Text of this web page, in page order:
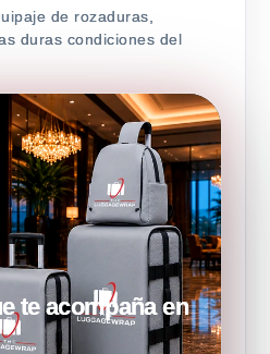
de rozaduras,
duras condiciones del
te acompaña en